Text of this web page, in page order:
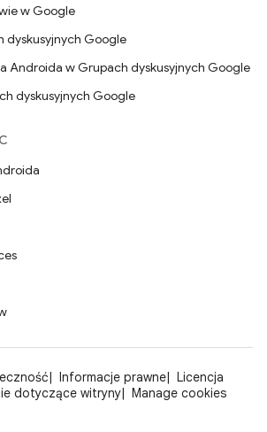
w Google
dyskusyjnych Google
Androida w Grupach dyskusyjnych Google
dyskusyjnych Google
Informacje prawne
Licencja
dotyczące witryny Manage cookies